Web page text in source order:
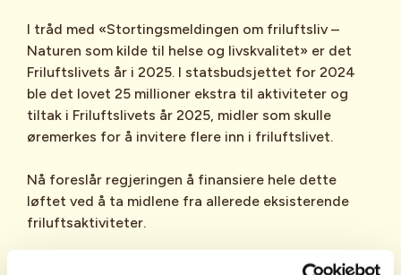
I tråd med «Stortingsmeldingen om friluftsliv –
Naturen som kilde til helse og livskvalitet» er det
Friluftslivets år i 2025. I statsbudsjettet for 2024
ble det lovet 25 millioner ekstra til aktiviteter og
tiltak i Friluftslivets år 2025, midler som skulle
øremerkes for å invitere flere inn i friluftslivet.
Nå foreslår regjeringen å finansiere hele dette
løftet ved å ta midlene fra allerede eksisterende
friluftsaktiviteter.
– Budsjettforslaget er et rent løftebrudd.